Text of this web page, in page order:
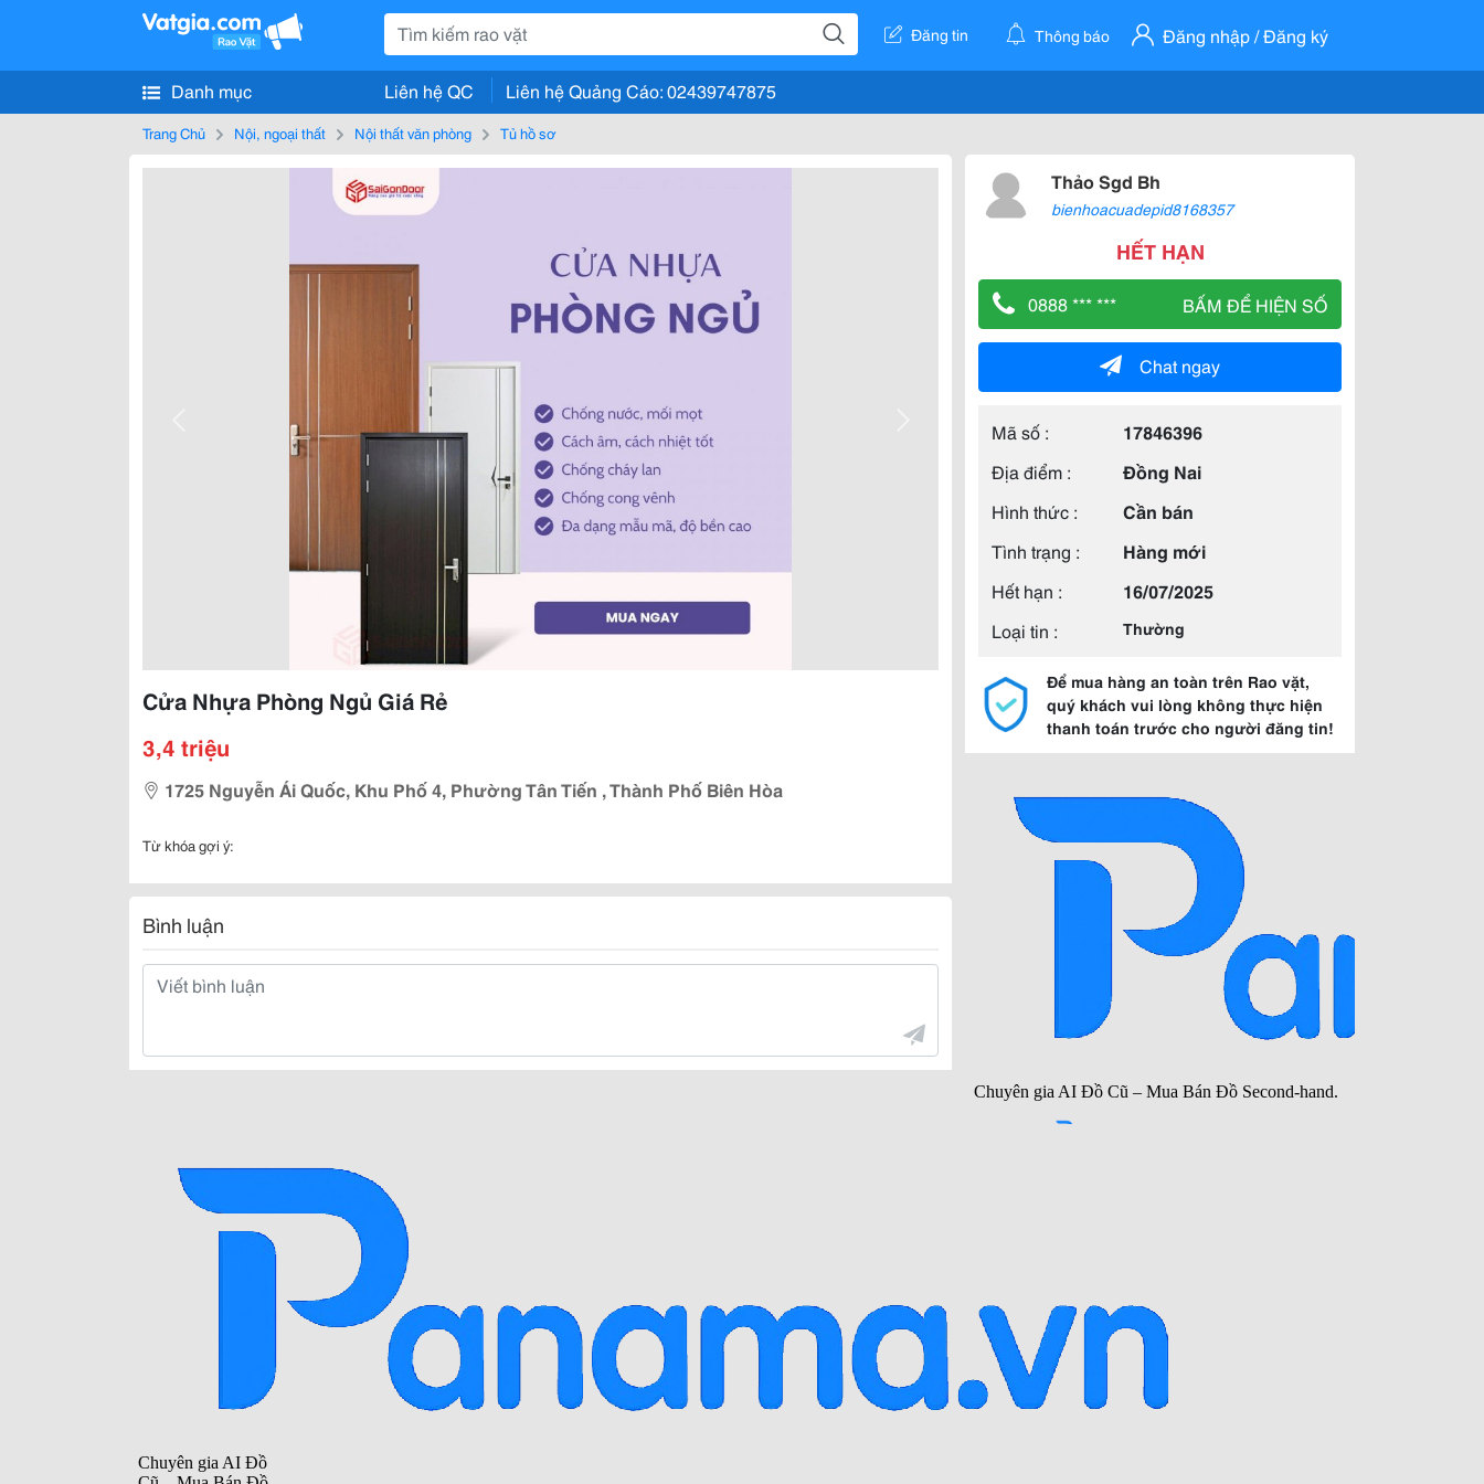
Đăng tin Thông báo Đăng nhập / Đăng ký
Danh mục Liên hệ QC Liên hệ Quảng Cáo: 02439747875
Trang Chủ Nội, ngoại thất Nội thất văn phòng Tủ hồ sơ
Cửa Nhựa Phòng Ngủ Giá Rẻ
3,4 triệu
1725 Nguyễn Ái Quốc, Khu Phố 4, Phường Tân Tiến , Thành Phố Biên Hòa
Từ khóa gợi ý:
Bình luận
Thảo Sgd Bh
bienhoacuadepid8168357
HẾT HẠN
0888 *** *** BẤM ĐỂ HIỆN SỐ
Chat ngay
Mã số :
17846396
Địa điểm :
Đồng Nai
Hình thức :
Cần bán
Tình trạng :
Hàng mới
Hết hạn :
16/07/2025
Loại tin :
Thường
Để mua hàng an toàn trên Rao vặt,
quý khách vui lòng không thực hiện
thanh toán trước cho người đăng tin!